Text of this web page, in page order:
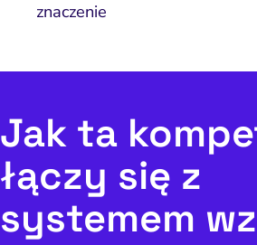
znaczenie
Jak ta
łączy się z
systemem